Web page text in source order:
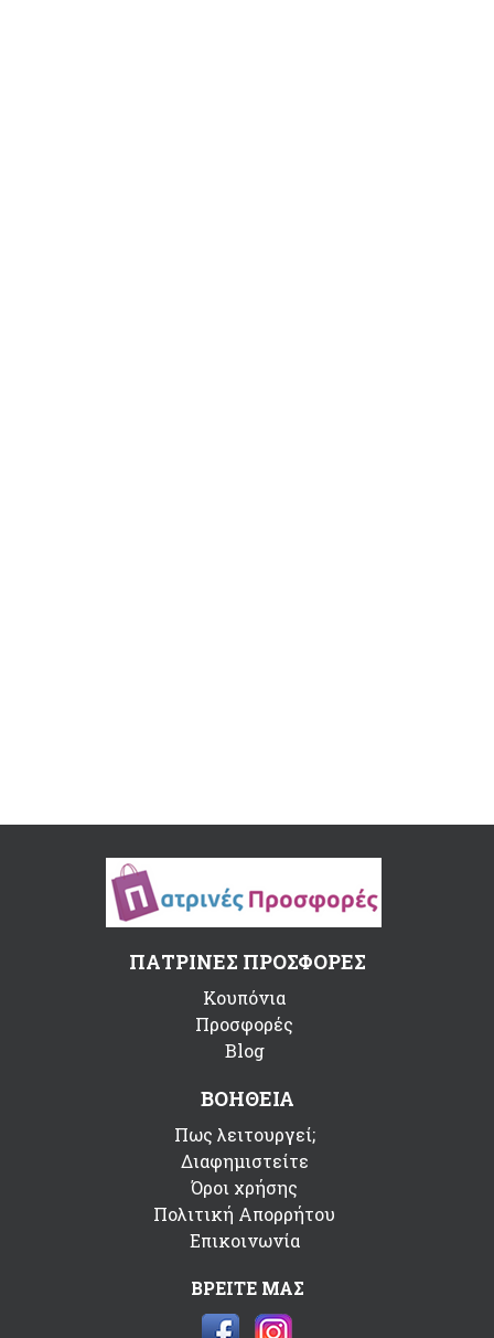
ΠΑΤΡΙΝΕΣ ΠΡΟΣΦΟΡΕΣ
Κουπόνια
Προσφορές
Blog
ΒΟΗΘΕΙΑ
Πως λειτουργεί;
Διαφημιστείτε
Όροι χρήσης
Πολιτική Απορρήτου
Επικοινωνία
ΒΡΕΙΤΕ ΜΑΣ